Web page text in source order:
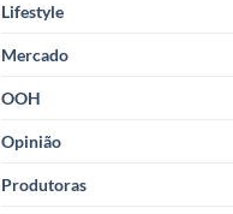
Lifestyle
Mercado
OOH
Opinião
Produtoras